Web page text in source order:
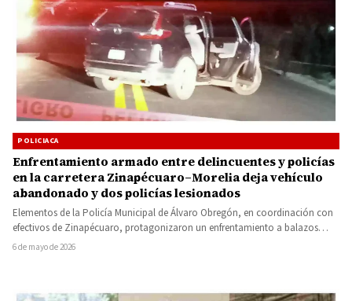
POLICIACA
Enfrentamiento armado entre delincuentes y policías
en la carretera Zinapécuaro–Morelia deja vehículo
abandonado y dos policías lesionados
Elementos de la Policía Municipal de Álvaro Obregón, en coordinación con
efectivos de Zinapécuaro, protagonizaron un enfrentamiento a balazos
contra…
6 de mayo de 2026